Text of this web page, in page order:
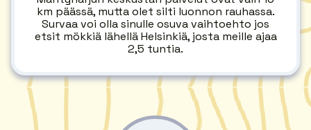
km päässä, mutta olet silti luonnon rauhassa.
Survaa voi olla sinulle osuva vaihtoehto jos
etsit mökkiä lähellä Helsinkiä, josta meille ajaa
2,5 tuntia.